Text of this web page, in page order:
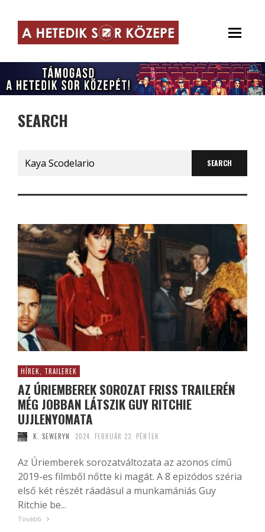
SEARCH
Search
for:
HÍREK, TRAILEREK
AZ ÚRIEMBEREK SOROZAT FRISS TRAILERÉN
MÉG JOBBAN LÁTSZIK GUY RITCHIE
UJJLENYOMATA
K. SEWERYN 2024. FEBRUÁR 23. PÉNTEK
Az Úriemberek sorozatváltozata az azonos című
2019-es filmből nőtte ki magát. A 8 epizódos széria
első két részét ráadásul a munkamániás Guy
Ritchie be...
Tovább